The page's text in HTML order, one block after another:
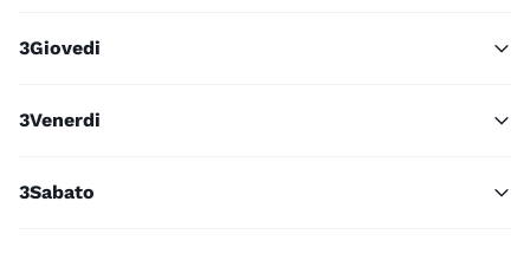
3Giovedi
3Venerdi
3Sabato